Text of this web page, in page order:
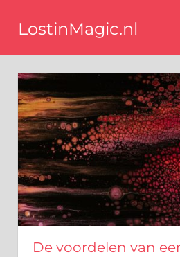
naar
inhoud
LostinMagic.nl
een
stijlvol
interieur
van
de
beste
blog
interieurstyling
experts
De voordelen van